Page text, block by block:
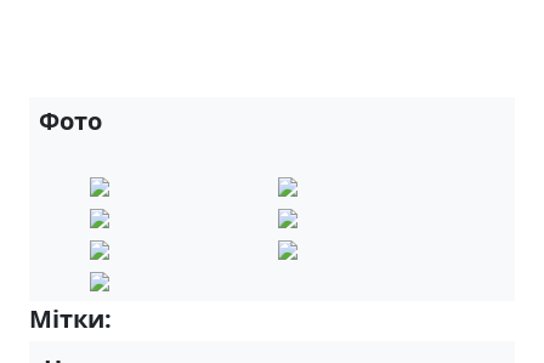
Фото
Мітки: